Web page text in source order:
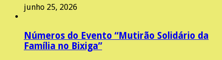
junho 25, 2026
Números do Evento “Mutirão Solidário da
Família no Bixiga”